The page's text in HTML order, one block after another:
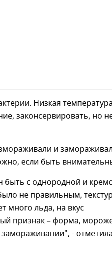
Низкая температура
законсервировать, но
и
если быть
быть с однородной и
не правильным,
много льда, на вкус
признак – форма,
- отметила